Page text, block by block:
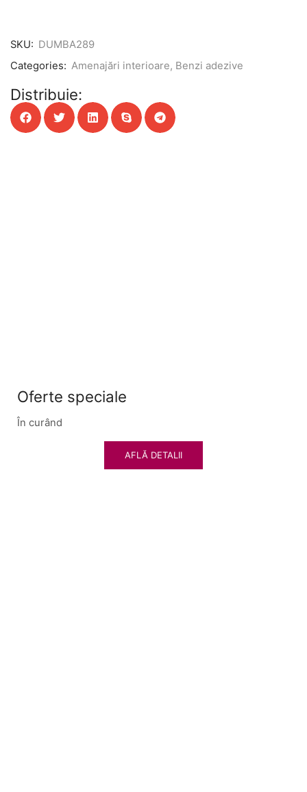
SKU: DUMBA289
Categories: Amenajări interioare, Benzi adezive
Distribuie:
Oferte speciale
În curând
AFLĂ DETALII